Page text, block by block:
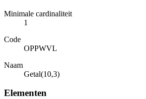
Minimale cardinaliteit
1
Code
OPPWVL
Naam
Getal(10,3)
Elementen